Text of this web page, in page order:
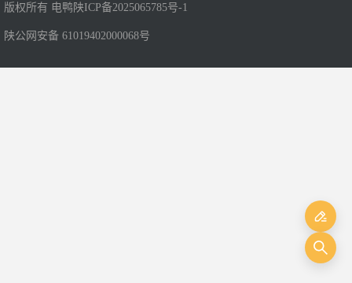
版权所有 电鸭 陕ICP备2025065785号-1
陕公网安备 61019402000068号